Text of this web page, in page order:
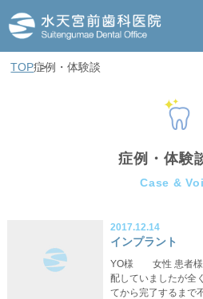
TOP症例・体験談
症例・体験
Case &
2017.12.14
インプラント
YO様 女性 患者様
配していましたが全
てから完了するまで